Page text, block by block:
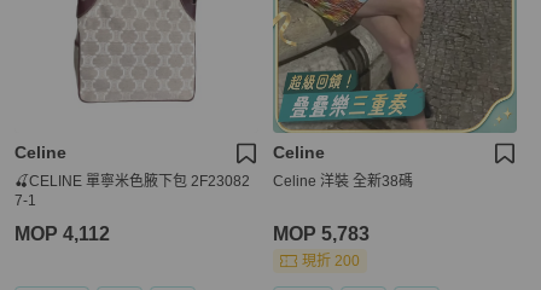
Celine
🍒CELINE 單寧米色腋下包 2F23082
7-1
MOP 4,112
Celine
Celine 洋裝 全新38碼
MOP 5,783
現折 200